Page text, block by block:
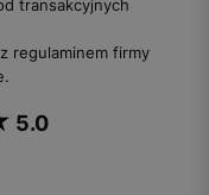
transakcyjnych
regulaminem firmy
5.0